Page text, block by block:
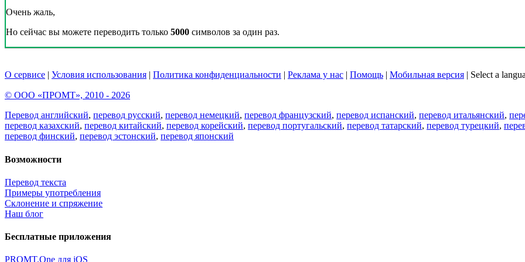
Очень жаль,
Но сейчас вы можете переводить только 5000 символов за один раз.
О сервисе | Условия использования | Политика конфиденциальности | Реклама у нас | Помощь | Мобильная версия | Select a
© ООО «ПРОМТ», 2010 - 2026
Перевод английский, перевод русский, перевод немецкий, перевод французский, перевод испанский, перевод итальянский,
перевод казахский, перевод китайский, перевод корейский, перевод португальский, перевод татарский, перевод турецкий,
перевод финский, перевод эстонский, перевод японский
Возможности
Перевод текста
Примеры употребления
Склонение и спряжение
Наш блог
Бесплатные приложения
PROMT.One для iOS